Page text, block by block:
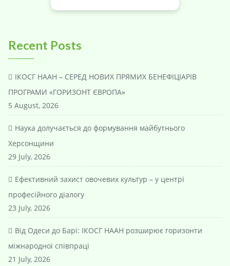
Recent Posts
ІКОСГ НААН – СЕРЕД НОВИХ ПРЯМИХ БЕНЕФІЦІАРІВ
ПРОГРАМИ «ГОРИЗОНТ ЄВРОПА»
5 August, 2026
Наука долучається до формування майбутнього
Херсонщини
29 July, 2026
Ефективний захист овочевих культур – у центрі
професійного діалогу
23 July, 2026
Від Одеси до Барі: ІКОСГ НААН розширює горизонти
міжнародної співпраці
21 July, 2026